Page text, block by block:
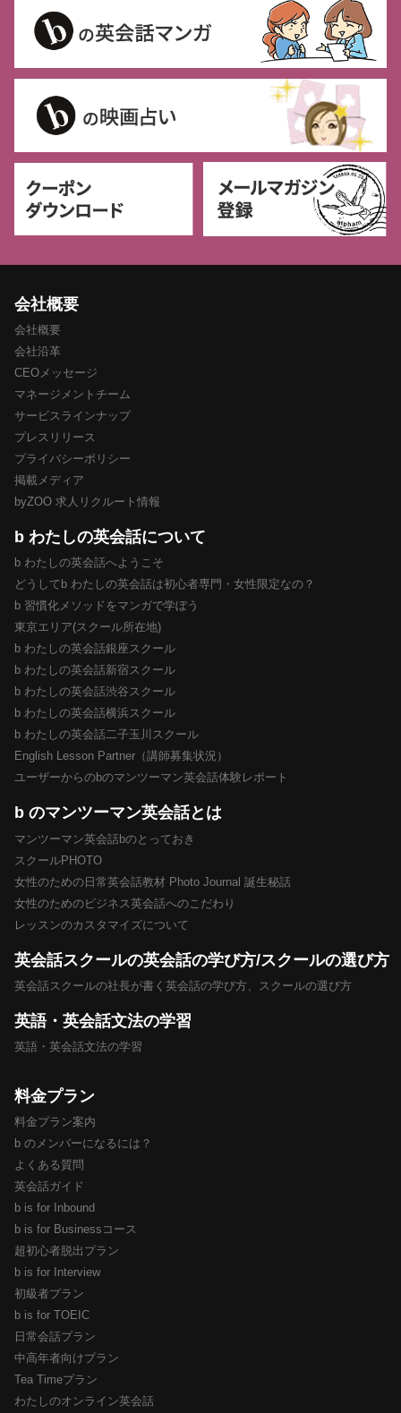
会社概要
会社概要
会社沿革
CEOメッセージ
マネージメントチーム
サービスラインナップ
プレスリリース
プライバシーポリシー
掲載メディア
byZOO 求人リクルート情報
b わたしの英会話について
b わたしの英会話へようこそ
どうしてb わたしの英会話は初心者専門・女性限定なの？
b 習慣化メソッドをマンガで学ぼう
東京エリア(スクール所在地)
b わたしの英会話銀座スクール
b わたしの英会話新宿スクール
b わたしの英会話渋谷スクール
b わたしの英会話横浜スクール
b わたしの英会話二子玉川スクール
English Lesson Partner（講師募集状況）
ユーザーからのbのマンツーマン英会話体験レポート
b のマンツーマン英会話とは
マンツーマン英会話bのとっておき
スクールPHOTO
女性のための日常英会話教材 Photo Journal 誕生秘話
女性のためのビジネス英会話へのこだわり
レッスンのカスタマイズについて
英会話スクールの英会話の学び方/スクールの選び方
英会話スクールの社長が書く英会話の学び方、スクールの選び方
英語・英会話文法の学習
英語・英会話文法の学習
料金プラン
料金プラン案内
b のメンバーになるには？
よくある質問
英会話ガイド
b is for Inbound
b is for Businessコース
超初心者脱出プラン
b is for Interview
初級者プラン
b is for TOEIC
日常会話プラン
中高年者向けプラン
Tea Timeプラン
わたしのオンライン英会話